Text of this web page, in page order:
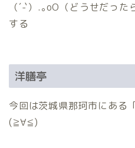
（´-`）.｡oO（どうせだっ
する
洋膳亭
今回は茨城県那珂市にある
(≧∀≦)